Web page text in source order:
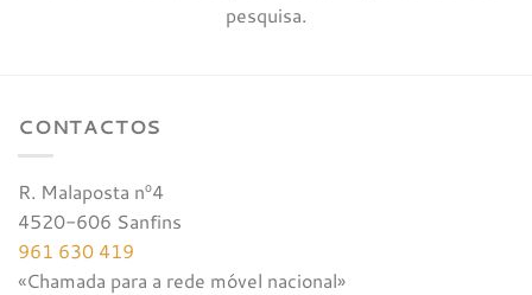
pesquisa.
CONTACTOS
R. Malaposta nº4
4520-606 Sanfins
961 630 419
«Chamada para a rede móvel nacional»